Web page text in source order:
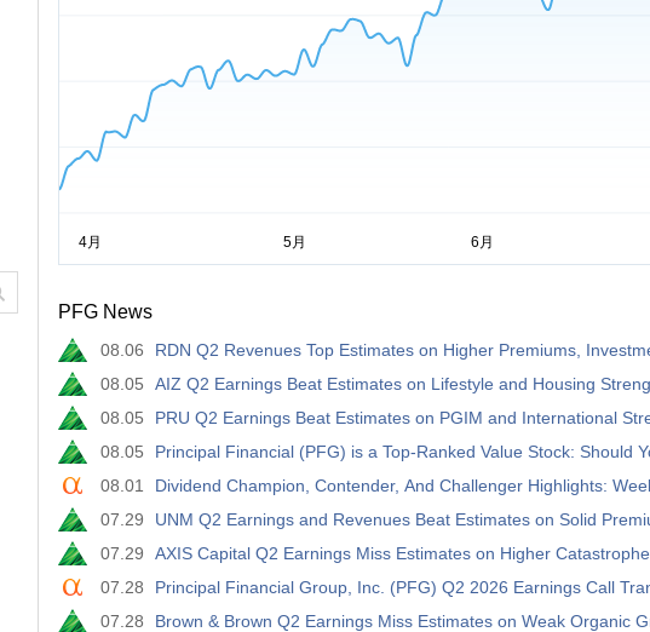
PFG News
08.06
RDN Q2 Revenues Top Estimates on Higher Premiums,
08.05
AIZ Q2 Earnings Beat Estimates on Lifestyle and Housing
08.05
PRU Q2 Earnings Beat Estimates on PGIM and International
08.05
Principal Financial (PFG) is a Top-Ranked Value Stock: Should
08.01
Dividend Champion, Contender, And Challenger Highlights:
07.29
UNM Q2 Earnings and Revenues Beat Estimates on Solid
07.29
AXIS Capital Q2 Earnings Miss Estimates on Higher
07.28
Principal Financial Group, Inc. (PFG) Q2 2026 Earnings Call
07.28
Brown & Brown Q2 Earnings Miss Estimates on Weak Organic